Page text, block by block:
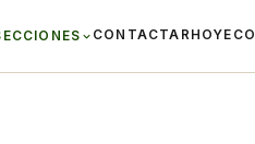
CONTACTAR HOYECO